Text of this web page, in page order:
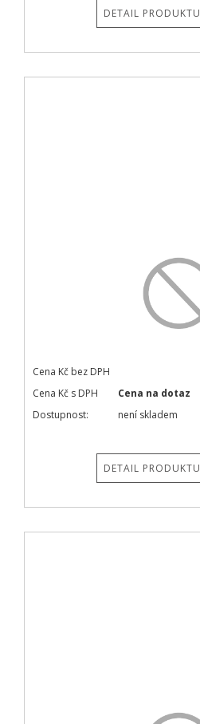
DETAIL PRODUKTU
Cena Kč bez DPH
Cena Kč s DPH
Cena na dotaz
Dostupnost:
není skladem
DETAIL PRODUKTU